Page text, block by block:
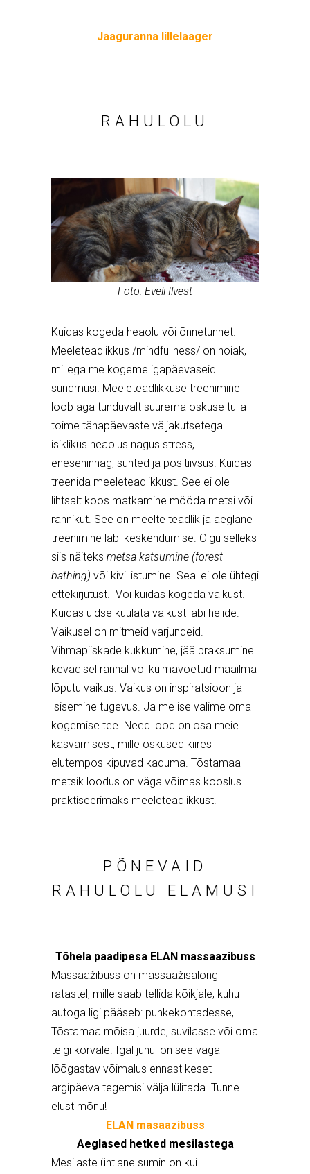
Jaaguranna lillelaager
RAHULOLU
Foto: Eveli Ilvest
Kuidas kogeda heaolu või õnnetunnet.
Meeleteadlikkus /mindfullness/ on hoiak,
millega me kogeme igapäevaseid
sündmusi. Meeleteadlikkuse treenimine
loob aga tunduvalt suurema oskuse tulla
toime tänapäevaste väljakutsetega
isiklikus heaolus nagus stress,
enesehinnag, suhted ja positiivsus. Kuidas
treenida meeleteadlikkust. See ei ole
lihtsalt koos matkamine mööda metsi või
rannikut. See on meelte teadlik ja aeglane
treenimine läbi keskendumise. Olgu selleks
siis näiteks metsa katsumine (forest
bathing) või kivil istumine. Seal ei ole ühtegi
ettekirjutust. Või kuidas kogeda vaikust.
Kuidas üldse kuulata vaikust läbi helide.
Vaikusel on mitmeid varjundeid.
Vihmapiiskade kukkumine, jää praksumine
kevadisel rannal või külmavõetud maailma
lõputu vaikus. Vaikus on inspiratsioon ja
sisemine tugevus. Ja me ise valime oma
kogemise tee. Need lood on osa meie
kasvamisest, mille oskused kiires
elutempos kipuvad kaduma. Tõstamaa
metsik loodus on väga võimas kooslus
praktiseerimaks meeleteadlikkust.
PÕNEVAID
RAHULOLU ELAMUSI
Tõhela paadipesa ELAN massaazibuss
Massaažibuss on massaažisalong
ratastel, mille saab tellida kõikjale, kuhu
autoga ligi pääseb: puhkekohtadesse,
Tõstamaa mõisa juurde, suvilasse või oma
telgi kõrvale. Igal juhul on see väga
lõõgastav võimalus ennast keset
argipäeva tegemisi välja lülitada. Tunne
elust mõnu!
ELAN masaazibuss
Aeglased hetked mesilastega
Mesilaste ühtlane sumin on kui